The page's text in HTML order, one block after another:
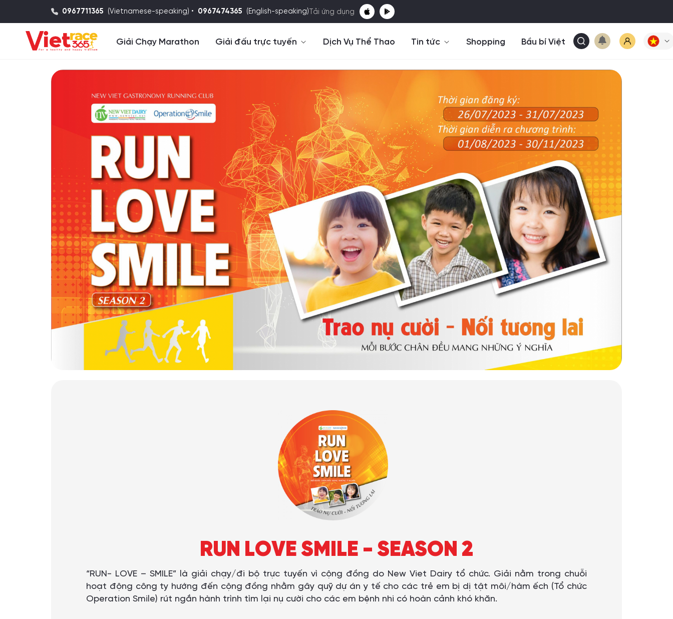
0967711365 (Vietnamese-speaking) • 0967474365 (English-speaking) Tải ứng dụng
Giải Chạy Marathon Giải đấu trực tuyến Dịch Vụ Thể Thao Tin tức Shopping Bầu bí Việt
RUN LOVE SMILE - SEASON 2
“RUN- LOVE – SMILE” là giải chạy/đi bộ trực tuyến vì cộng đồng do New Viet Dairy tổ chức. Giải nằm trong chuỗi
hoạt động công ty hướng đến cộng đồng nhằm gây quỹ dự án y tế cho các trẻ em bị dị tật môi/hàm ếch (Tổ chức
Operation Smile) rút ngắn hành trình tìm lại nụ cười cho các em bệnh nhi có hoàn cảnh khó khăn.